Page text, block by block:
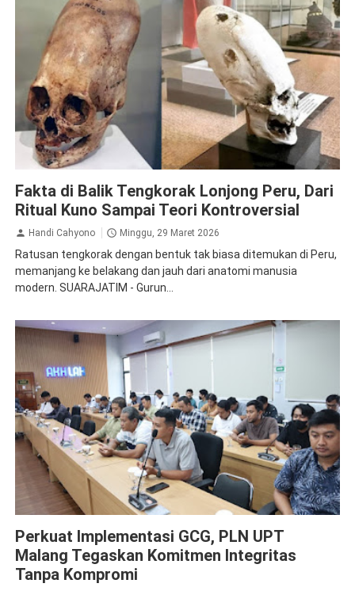
Paracas peradaban kuno Peru sejarah dunia tengkorak
lonjong teori konspirasi
Fakta di Balik Tengkorak Lonjong Peru, Dari
Ritual Kuno Sampai Teori Kontroversial
Handi Cahyono Minggu, 29 Maret 2026
Ratusan tengkorak dengan bentuk tak biasa ditemukan di Peru,
memanjang ke belakang dan jauh dari anatomi manusia
modern. SUARAJATIM - Gurun...
Perkuat Implementasi GCG, PLN UPT
Malang Tegaskan Komitmen Integritas
Tanpa Kompromi